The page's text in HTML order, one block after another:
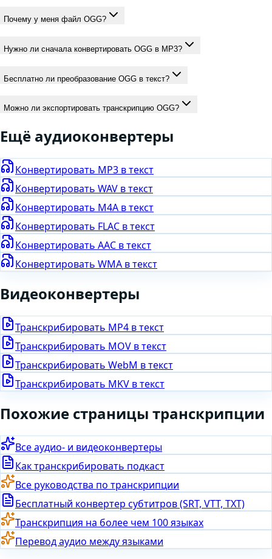
Почему у меня файл OGG?
Нужно ли сначала конвертировать OGG в MP3?
Бесплатно ли преобразование OGG в текст?
Можно ли экспортировать транскрипцию OGG?
Ещё аудиоконвертеры
Конвертировать MP3 в текст
Конвертировать WAV в текст
Конвертировать M4A в текст
Конвертировать FLAC в текст
Конвертировать AAC в текст
Конвертировать WMA в текст
Видеоконвертеры
Транскрибировать MP4 в текст
Транскрибировать MOV в текст
Транскрибировать WebM в текст
Транскрибировать MKV в текст
Похожие страницы транскрипции
Все аудио- и видеоконвертеры
Как транскрибировать подкаст
Все руководства по транскрипции
Бесплатный конвертер субтитров (SRT, VTT, TXT)
Транскрипция на более чем 100 языках
Перевод аудио между языками